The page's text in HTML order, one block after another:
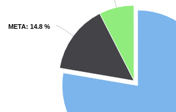
META: 14.8 %
META: 14.8 %